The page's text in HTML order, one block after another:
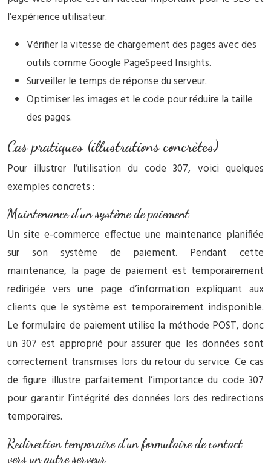
l’expérience utilisateur.
Vérifier la vitesse de chargement des pages avec des
outils comme Google PageSpeed Insights.
Surveiller le temps de réponse du serveur.
Optimiser les images et le code pour réduire la taille
des pages.
Cas pratiques (illustrations concrètes)
Pour illustrer l’utilisation du code 307, voici quelques
exemples concrets :
Maintenance d’un système de paiement
Un site e-commerce effectue une maintenance planifiée
sur son système de paiement. Pendant cette
maintenance, la page de paiement est temporairement
redirigée vers une page d’information expliquant aux
clients que le système est temporairement indisponible.
Le formulaire de paiement utilise la méthode POST, donc
un 307 est approprié pour assurer que les données sont
correctement transmises lors du retour du service. Ce cas
de figure illustre parfaitement l’importance du code 307
pour garantir l’intégrité des données lors des redirections
temporaires.
Redirection temporaire d’un formulaire de contact
vers un autre serveur